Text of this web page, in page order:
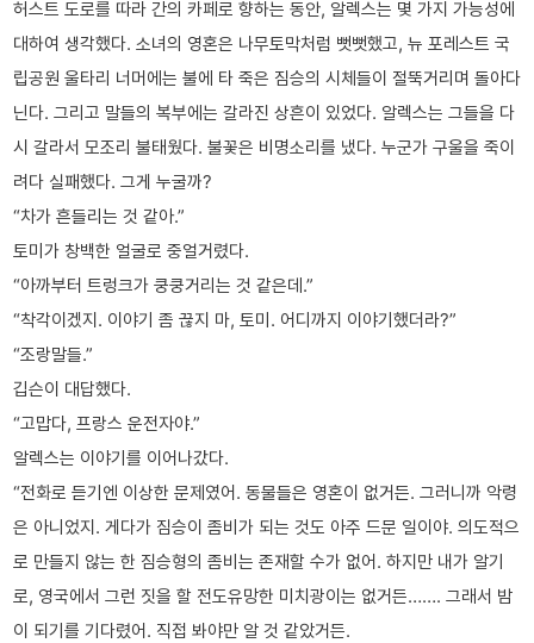
허스트 도로를 따라 간의 카페로 향하는 동안, 알렉스는 몇 가지 가능성에
대하여 생각했다. 소녀의 영혼은 나무토막처럼 뻣뻣했고, 뉴 포레스트 국
립공원 울타리 너머에는 불에 타 죽은 짐승의 시체들이 절뚝거리며 돌아다
닌다. 그리고 말들의 복부에는 갈라진 상흔이 있었다. 알렉스는 그들을 다
시 갈라서 모조리 불태웠다. 불꽃은 비명소리를 냈다. 누군가 구울을 죽이
려다 실패했다. 그게 누굴까?
“차가 흔들리는 것 같아.”
토미가 창백한 얼굴로 중얼거렸다.
“아까부터 트렁크가 쿵쿵거리는 것 같은데.”
“착각이겠지. 이야기 좀 끊지 마, 토미. 어디까지 이야기했더라?”
“조랑말들.”
깁슨이 대답했다.
“고맙다, 프랑스 운전자야.”
알렉스는 이야기를 이어나갔다.
“전화로 듣기엔 이상한 문제였어. 동물들은 영혼이 없거든. 그러니까 악령
은 아니었지. 게다가 짐승이 좀비가 되는 것도 아주 드문 일이야. 의도적으
로 만들지 않는 한 짐승형의 좀비는 존재할 수가 없어. 하지만 내가 알기
로, 영국에서 그런 짓을 할 전도유망한 미치광이는 없거든……. 그래서 밤
이 되기를 기다렸어. 직접 봐야만 알 것 같았거든.